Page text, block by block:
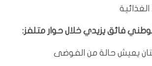
فائق يزيدي خلال حوار متلفز:
يعيش حالة من الفوضى